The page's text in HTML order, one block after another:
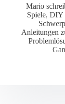
Mario
Spiele, DIY
Anleitungen